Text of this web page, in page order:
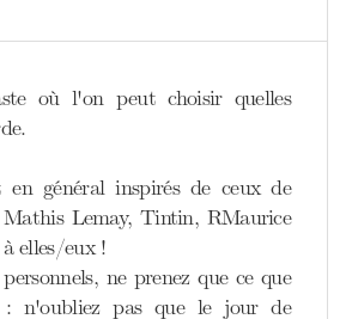
où l'on peut choisir quelles
en général inspirés de ceux de
Lemay, Tintin, RMaurice
elles/eux !
ne prenez que ce que
: n'oubliez pas que le jour de